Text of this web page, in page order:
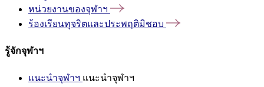
หน่วยงานของจุฬาฯ
ร้องเรียนทุจริตและประพฤติมิชอบ
รู้จักจุฬาฯ
แนะนำจุฬาฯ แนะนำจุฬาฯ